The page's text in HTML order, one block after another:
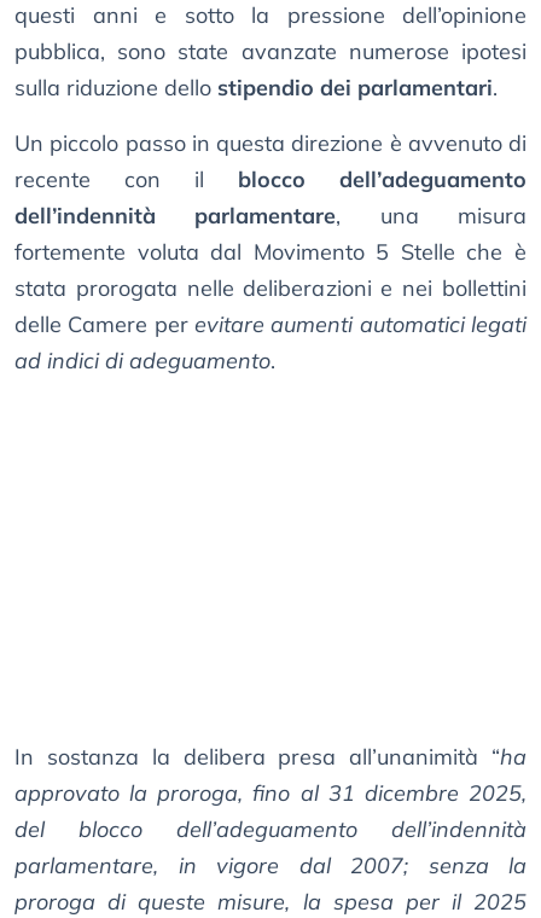
questi anni e sotto la pressione dell’opinione
pubblica, sono state avanzate numerose ipotesi
sulla riduzione dello stipendio dei parlamentari.
Un piccolo passo in questa direzione è avvenuto di
recente con il blocco dell’adeguamento
dell’indennità parlamentare, una misura
fortemente voluta dal Movimento 5 Stelle che è
stata prorogata nelle deliberazioni e nei bollettini
delle Camere per evitare aumenti automatici legati
ad indici di adeguamento.
In sostanza la delibera presa all’unanimità “ha
approvato la proroga, fino al 31 dicembre 2025,
del blocco dell’adeguamento dell’indennità
parlamentare, in vigore dal 2007; senza la
proroga di queste misure, la spesa per il 2025